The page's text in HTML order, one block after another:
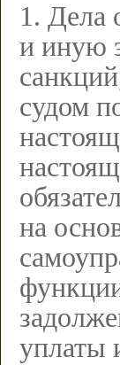
1. Дела
и иную
судом
на
уплаты